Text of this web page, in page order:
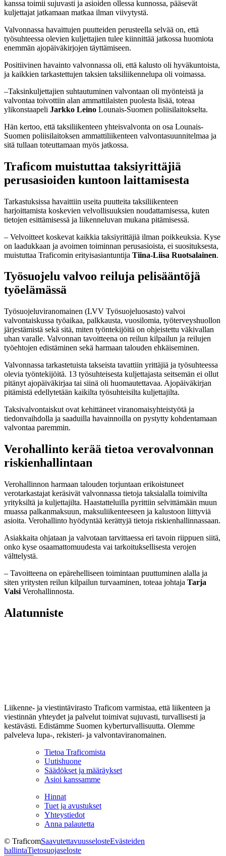
kanssa toimii sujuvasti ja asioiden ollessa kunnossa, pääsevät
kuljettajat jatkamaan matkaa ilman viivytystä.
Valvonnassa havaittujen puutteiden perusteella selvää on, että
työsuhteessa olevien kuljettajien tulee kiinnittää jatkossa huomiota
enemmän ajopäiväkirjojen täyttämiseen.
Positiivinen havainto valvonnassa oli, että kalusto oli hyväkuntoista,
ja kaikkien tarkastettujen taksien taksiliikennelupa oli voimassa.
–Taksinkuljettajien suhtautuminen valvontaan oli myönteistä ja
valvontaa toivottiin alan ammattilaisten puolesta lisää, toteaa
ylikonstaapeli Jarkko Leino Lounais-Suomen poliisilaitokselta.
Hän kertoo, että taksiliikenteen yhteisvalvonta on osa Lounais-
Suomen poliisilaitoksen ammattiliikenteen valvontasuunnitelmaa ja
sitä tullaan toteuttamaan myös jatkossa.
Traficom muistuttaa taksiyrittäjiä
perusasioiden kuntoon laittamisesta
Tarkastuksissa havaittiin useita puutteita taksiliikenteen
harjoittamista koskevien velvollisuuksien noudattamisessa, kuten
tietojen esittämisessä ja liikenneluvan mukana pitämisessä.
– Velvoitteet koskevat kaikkia taksiyrittäjiä ilman poikkeuksia. Kyse
on laadukkaan ja avoimen toiminnan perusasioista, ei suosituksesta,
muistuttaa Traficomin erityisasiantuntija Tiina-Liisa Ruotsalainen.
Työsuojelu valvoo reiluja pelisääntöjä
työelämässä
Työsuojeluviranomainen (LVV Työsuojeluosasto) valvoi
valvontaiskussa työaikaa, palkkausta, vuosilomia, työterveyshuollon
järjestämistä sekä sitä, miten työntekijöitä on ohjeistettu väkivallan
uhan varalle. Valvonnan tavoitteena on reilun kilpailun ja reilujen
työehtojen edistäminen sekä harmaan talouden ehkäiseminen.
Valvonnassa tarkastetuista takseista tavattiin yrittäjiä ja työsuhteessa
olevia työntekijöitä. 13 työsuhteisesta kuljettajasta seitsemän ei ollut
pitänyt ajopäiväkirjaa tai siinä oli huomautettavaa. Ajopäiväkirjan
pitämistä edellytetään kaikilta työsuhteisilta kuljettajilta.
Taksivalvontaiskut ovat kehittäneet viranomaisyhteistyötä ja
tiedonvaihdolla ja saaduilla havainnoilla on pystytty kohdentamaan
valvontaa paremmin.
Verohallinto kerää tietoa verovalvonnan
riskienhallintaan
Verohallinnon harmaan talouden torjuntaan erikoistuneet
verotarkastajat keräsivät valvonnassa tietoja taksialalla toimivilta
yrityksiltä ja kuljettajilta. Haastatteluilla pyrittiin selvittämään muun
muassa palkanmaksuun, maksuliikenteeseen ja kalustoon liittyviä
asioita. Verohallinto hyödyntää kerättyjä tietoja riskienhallinnassaan.
Asiakkaita ohjataan ja valvotaan tarvittaessa eri tavoin riippuen siitä,
onko kyse osaamattomuudesta vai tarkoituksellisesta verojen
välttelystä.
– Tavoitteena on epärehelliseen toimintaan puuttuminen alalla ja
siten yritysten reilun kilpailun turvaaminen, toteaa johtaja Tarja
Valsi Verohallinnosta.
Alatunniste
Liikenne- ja viestintävirasto Traficom varmistaa, että liikenteen ja
viestinnän yhteydet ja palvelut toimivat sujuvasti, turvallisesti ja
kestävästi. Edistämme Suomen kyberturvallisuutta. Olemme
palveleva lupa-, rekisteri- ja valvontaviranomainen.
Tietoa Traficomista
Uutishuone
Säädökset ja määräykset
Asioi kanssamme
Hinnat
Tuet ja avustukset
Yhteystiedot
Anna palautetta
© TraficomSaavutettavuusselosteEvästeiden
hallintaTietosuojaseloste